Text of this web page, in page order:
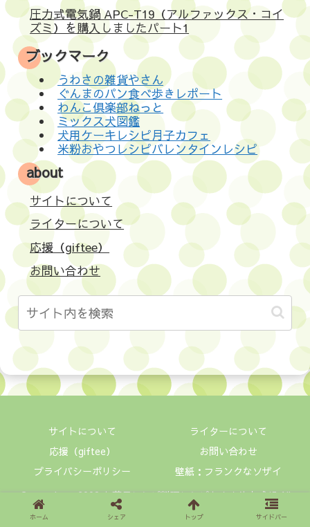
圧力式電気鍋 APC-T19（アルファックス・コイ
ズミ）を購入しましたパート1
ブックマーク
うわさの雑貨やさん
ぐんまのパン食べ歩きレポート
わんこ倶楽部ねっと
ミックス犬図鑑
犬用ケーキレシピ月子カフェ
米粉おやつレシピバレンタインレシピ
about
サイトについて
ライターについて
応援（giftee）
お問い合わせ
サイトについて
ライターについて
応援（giftee）
お問い合わせ
プライバシーポリシー
壁紙：フランクなソザイ
Copyright © 2008 お菓子レシピ料理レシピおすすめ本感想 All
Rights Reserved.
ホーム シェア トップ サイドバー